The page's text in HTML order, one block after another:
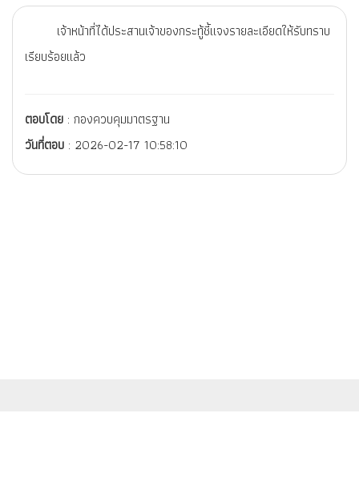
เจ้าหน้าที่ได้ประสานเจ้าของกระทู้ชี้แจงรายละเอียดให้รับทราบ
เรียบร้อยแล้ว
ตอบโดย : กองควบคุมมาตรฐาน
วันที่ตอบ : 2026-02-17 10:58:10